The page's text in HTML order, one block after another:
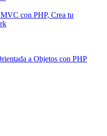
con PHP, Crea tu
a Objetos con PHP